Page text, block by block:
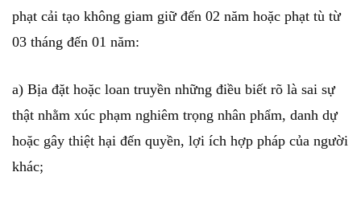
phạt cải tạo không giam giữ đến 02 năm hoặc phạt tù từ
03 tháng đến 01 năm:
a) Bịa đặt hoặc loan truyền những điều biết rõ là sai sự
thật nhằm xúc phạm nghiêm trọng nhân phẩm, danh dự
hoặc gây thiệt hại đến quyền, lợi ích hợp pháp của người
khác;